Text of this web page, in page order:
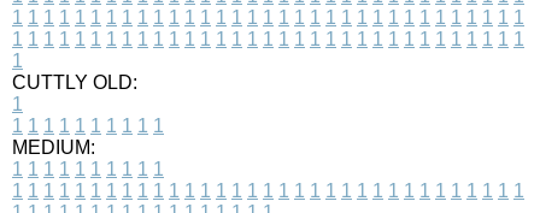
1 1 1 1 1 1 1 1 1 1 1 1 1 1 1 1 1 1 1 1 1 1 1 1 1 1 1 1 1 1 1 1 1
1 1 1 1 1 1 1 1 1 1 1 1 1 1 1 1 1 1 1 1 1 1 1 1 1 1 1 1 1 1 1 1 1
1
CUTTLY OLD:
1
1 1 1 1 1 1 1 1 1 1
MEDIUM:
1 1 1 1 1 1 1 1 1 1
1 1 1 1 1 1 1 1 1 1 1 1 1 1 1 1 1 1 1 1 1 1 1 1 1 1 1 1 1 1 1 1 1